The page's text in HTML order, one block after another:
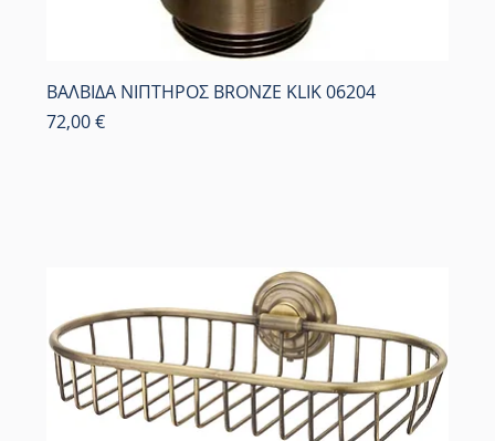
ΒΑΛΒΙΔΑ ΝΙΠΤΗΡΟΣ BRONZE KLIK 06204
Τιμή
72,00 €